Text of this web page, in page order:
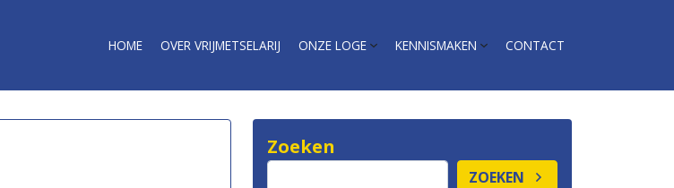
HOME OVER VRIJMETSELARIJ ONZE LOGE KENNISMAKEN CONTACT
Zoeken
ZOEKEN